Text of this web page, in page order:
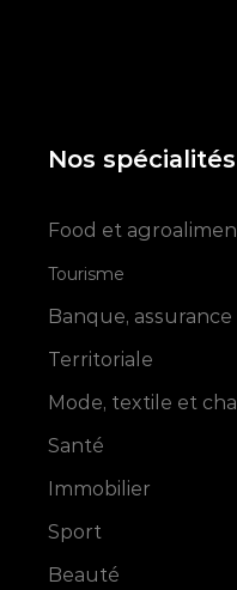
Nos
Food et
Tourisme
Banque,
Territoriale
Mode, textile et
Santé
Immobilier
Sport
Beauté